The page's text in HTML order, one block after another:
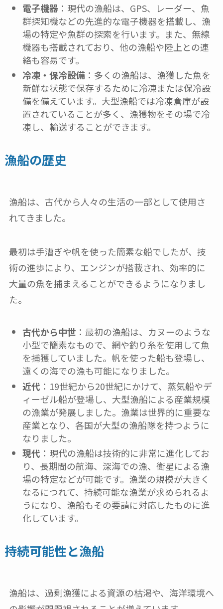
電子機器：現代の漁船は、GPS、レーダー、魚
群探知機などの先進的な電子機器を搭載し、漁
場の特定や魚群の探索を行います。また、無線
機器も搭載されており、他の漁船や陸上との連
絡も容易です。
冷凍・保冷設備：多くの漁船は、漁獲した魚を
新鮮な状態で保存するために冷凍または保冷設
備を備えています。大型漁船では冷凍倉庫が設
置されていることが多く、漁獲物をその場で冷
凍し、輸送することができます。
漁船の歴史
漁船は、古代から人々の生活の一部として使用さ
れてきました。
最初は手漕ぎや帆を使った簡素な船でしたが、技
術の進歩により、エンジンが搭載され、効率的に
大量の魚を捕まえることができるようになりまし
た。
古代から中世 ：最初の漁船は、カヌーのような
小型で簡素なもので、網や釣り糸を使用して魚
を捕獲していました。帆を使った船も登場し、
遠くの海での漁も可能になりました。
近代 ：19世紀から20世紀にかけて、蒸気船やデ
ィーゼル船が登場し、大型漁船による産業規模
の漁業が発展しました。漁業は世界的に重要な
産業となり、各国が大型の漁船隊を持つように
なりました。
現代 ：現代の漁船は技術的に非常に進化してお
り、長期間の航海、深海での漁、衛星による漁
場の特定などが可能です。漁業の規模が大きく
なるにつれて、持続可能な漁業が求められるよ
うになり、漁船もその要請に対応したものに進
化しています。
持続可能性と漁船
漁船は、過剰漁獲による資源の枯渇や、海洋環境へ